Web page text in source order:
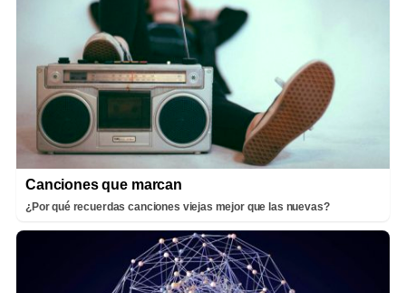
Canciones que marcan
¿Por qué recuerdas canciones viejas mejor que las nuevas?